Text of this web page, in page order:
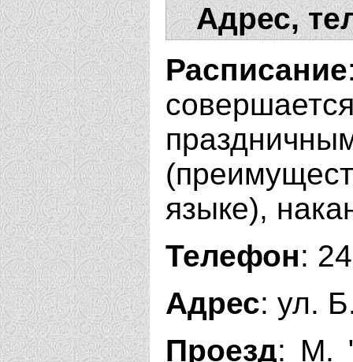
Адрес,
Расписание
языке),
Телефон:
Адрес: ул.
Проезд: М.